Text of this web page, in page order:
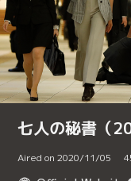
七人の秘書（
Aired on 2020/11/05